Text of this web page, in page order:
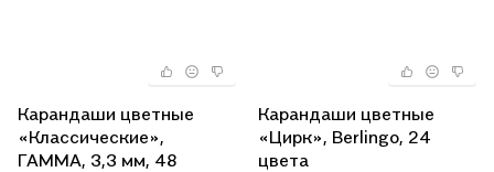
Карандаши цветные
«Классические»,
ГАММА, 3,3 мм, 48
Карандаши цветные
«Цирк», Berlingo, 24
цвета